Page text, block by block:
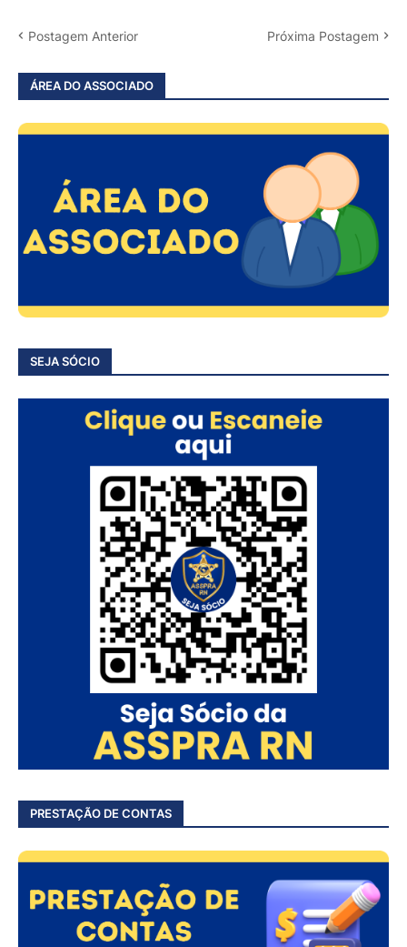
Postagem Anterior Próxima Postagem
ÁREA DO ASSOCIADO
SEJA SÓCIO
PRESTAÇÃO DE CONTAS